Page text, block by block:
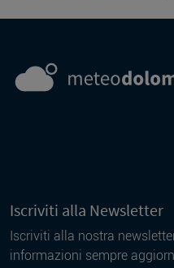
Iscriviti alla Newsletter
Iscriviti alla nostra
informazioni sempre